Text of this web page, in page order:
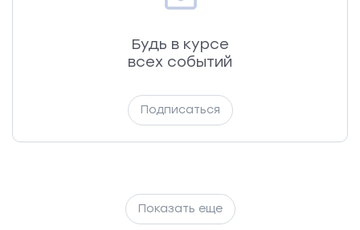
Будь в курсе
всех событий
Подписаться
Показать еще